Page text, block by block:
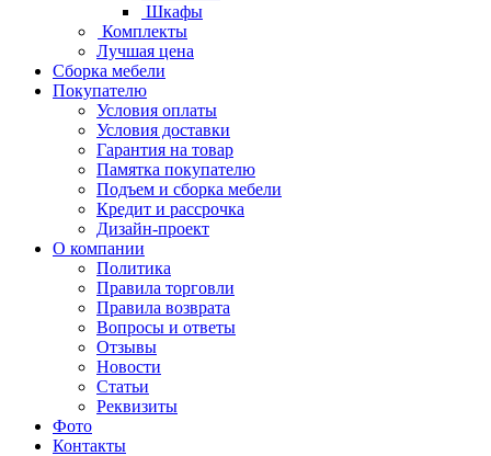
Шкафы
Комплекты
Лучшая цена
Сборка мебели
Покупателю
Условия оплаты
Условия доставки
Гарантия на товар
Памятка покупателю
Подъем и сборка мебели
Кредит и рассрочка
Дизайн-проект
О компании
Политика
Правила торговли
Правила возврата
Вопросы и ответы
Отзывы
Новости
Статьи
Реквизиты
Фото
Контакты